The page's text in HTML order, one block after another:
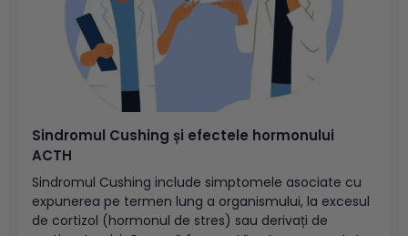
Sindromul Cushing și efectele hormonului
ACTH
Sindromul Cushing include simptomele asociate cu
expunerea pe termen lung a organismului, la excesul
de cortizol (hormonul de stres) sau derivați de